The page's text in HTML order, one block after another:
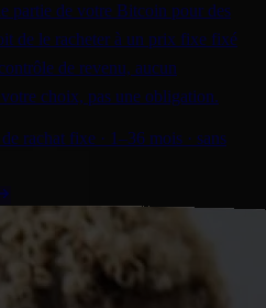
partie de votre Bitcoin pour des
de le racheter à un prix fixe fixé
de revenu, aucun
choix, pas une obligation.
rachat fixe · 1–36 mois · sans